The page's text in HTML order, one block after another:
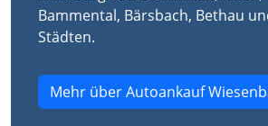
Bammental, Bärsbach, Bethau
Städten.
Mehr über Autoankauf